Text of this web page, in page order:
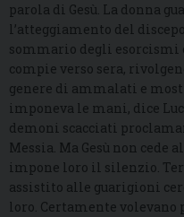
parola di Gesù. La donna
l’atteggiamento del
sommario degli esorcismi
compie verso sera,
genere di ammalati e
imponeva le mani, dice
demoni scacciati
Messia. Ma Gesù non cede
impone loro il silenzio.
assistito alle guarigioni
loro. Certamente volevano